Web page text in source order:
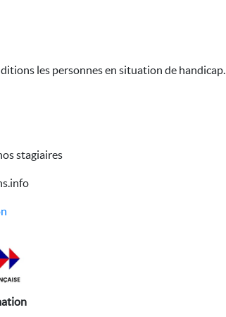
les personnes en situation de handicap.
stagiaires